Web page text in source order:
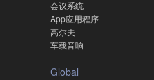
会议系统
App应用程序
高尔夫
车载音响
Global